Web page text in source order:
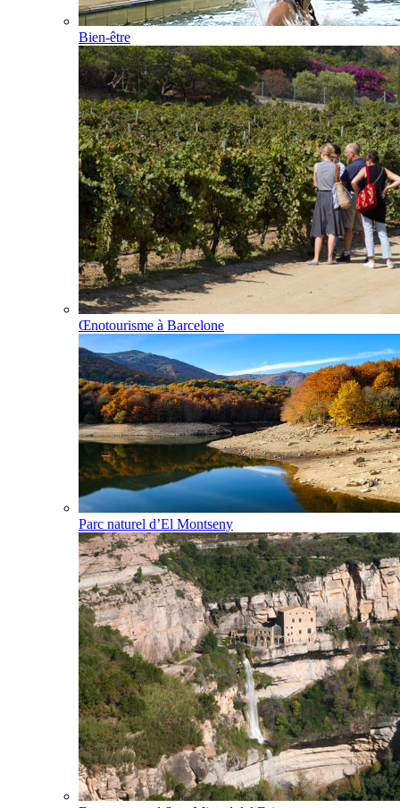
Bien-être
Œnotourisme à Barcelone
Parc naturel d’El Montseny